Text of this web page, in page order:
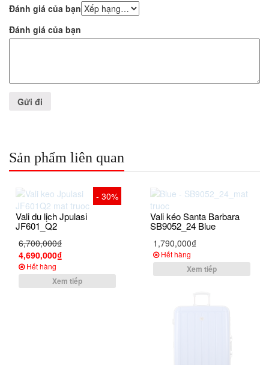
Đánh giá của bạn
Đánh giá của bạn
Sản phẩm liên quan
- 30%
Vali du lịch Jpulasi
JF601_Q2
6,700,000₫
4,690,000₫
Hết hàng
Xem tiếp
Vali kéo Santa Barbara
SB9052_24 Blue
1,790,000₫
Hết hàng
Xem tiếp